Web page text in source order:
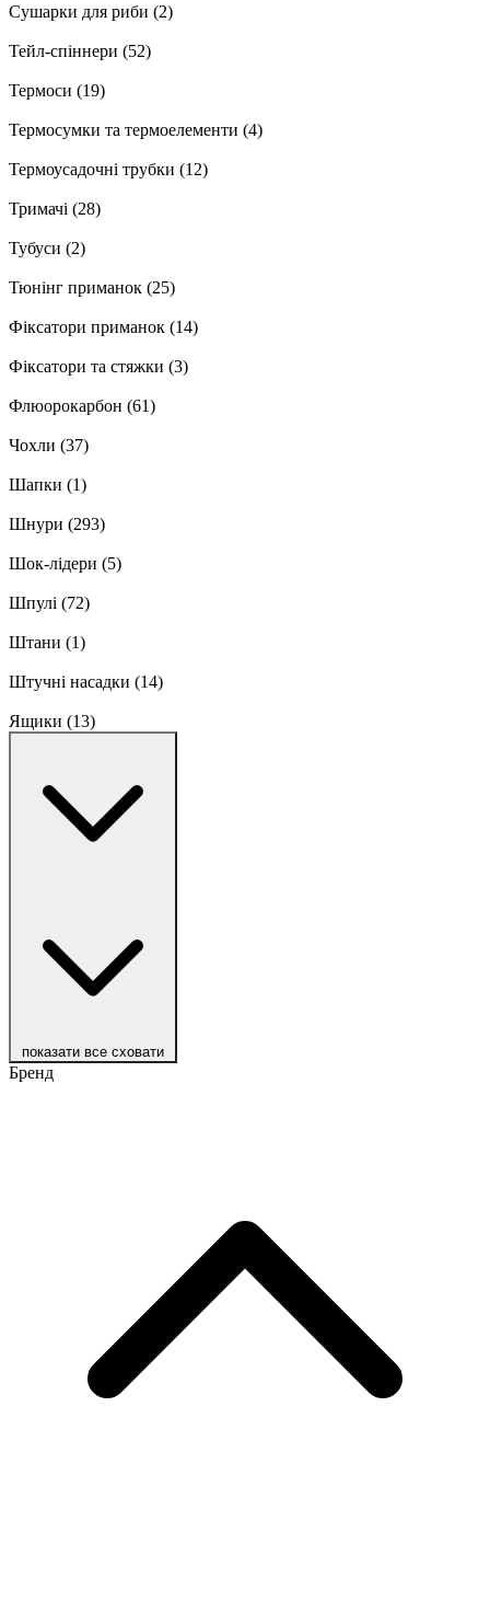
Сушарки для риби (2)
Тейл-спіннери (52)
Термоси (19)
Термосумки та термоелементи (4)
Термоусадочні трубки (12)
Тримачі (28)
Тубуси (2)
Тюнінг приманок (25)
Фіксатори приманок (14)
Фіксатори та стяжки (3)
Флюорокарбон (61)
Чохли (37)
Шапки (1)
Шнури (293)
Шок-лідери (5)
Шпулі (72)
Штани (1)
Штучні насадки (14)
Ящики (13)
показати все сховати
Бренд